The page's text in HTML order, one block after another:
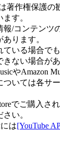
著作権保護の
す。
報/コンテンツ
ります。
ている場合で
ない場合があ
やAmazon
ついては各サ
でご購入さ
い。
は[YouTube